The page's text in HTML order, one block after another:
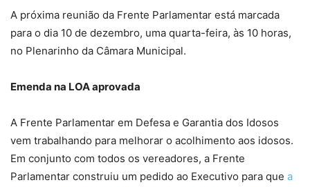
A próxima reunião da Frente Parlamentar está marcada
para o dia 10 de dezembro, uma quarta-feira, às 10 horas,
no Plenarinho da Câmara Municipal.
Emenda na LOA aprovada
A Frente Parlamentar em Defesa e Garantia dos Idosos
vem trabalhando para melhorar o acolhimento aos idosos.
Em conjunto com todos os vereadores, a Frente
Parlamentar construiu um pedido ao Executivo para que a